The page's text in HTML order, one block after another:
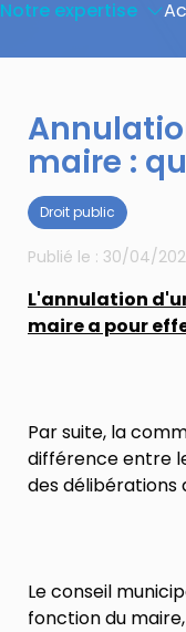
Notre expertise
maire :
Publié le : 30/04/
Droit public
L'annulation
maire a pour
Par suite, la
différence entre
des délibérations
Le conseil
fonction du